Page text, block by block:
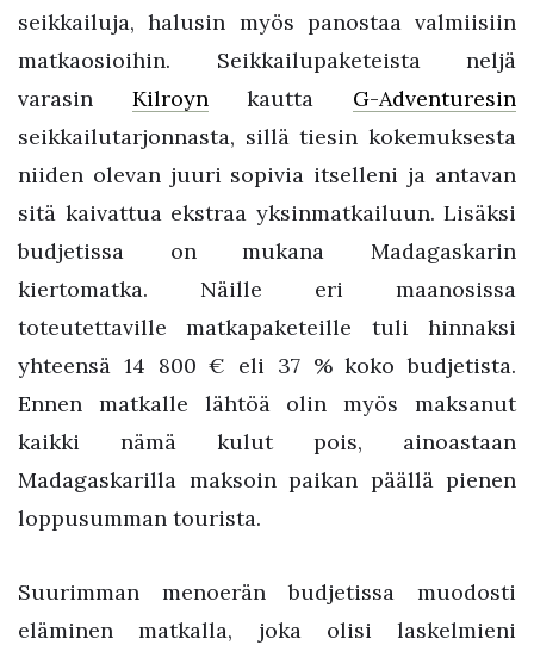
seikkailuja, halusin myös panostaa valmiisiin
matkaosioihin. Seikkailupaketeista neljä
varasin Kilroynkautta G-Adventuresin
seikkailutarjonnasta, sillä tiesin kokemuksesta
niiden olevan juuri sopivia itselleni ja antavan
sitä kaivattua ekstraa yksinmatkailuun. Lisäksi
budjetissa on mukana Madagaskarin
kiertomatka. Näille eri maanosissa
toteutettaville matkapaketeille tuli hinnaksi
yhteensä 14 800 € eli 37 % koko budjetista.
Ennen matkalle lähtöä olin myös maksanut
kaikki nämä kulut pois, ainoastaan
Madagaskarilla maksoin paikan päällä pienen
loppusumman tourista.
Suurimman menoerän budjetissa muodosti
eläminen matkalla, joka olisi laskelmieni